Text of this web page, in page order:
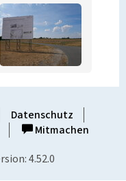
Datenschutz
Mitmachen
4.52.0